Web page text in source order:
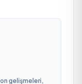
gelişmeleri,